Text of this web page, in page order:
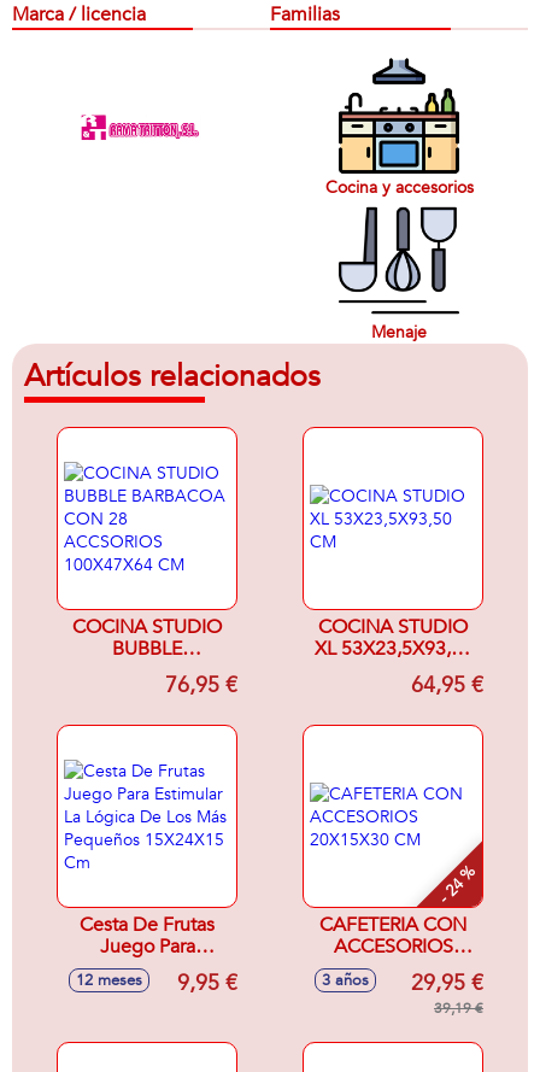
Marca / licencia Familias
Cocina y accesorios
Menaje
Artículos relacionados
COCINA STUDIO
BUBBLE
BARBACOA CON
28 ACCSORIOS
76,95 €
COCINA STUDIO
XL 53X23,5X93,50
64,95 €
Cesta De Frutas
Juego Para
Estimular La Lógica
De Los Más
12 meses 9,95 €
- 24 %
CAFETERIA CON
ACCESORIOS
20X15X30 CM
3 años 29,95 €
39,19 €